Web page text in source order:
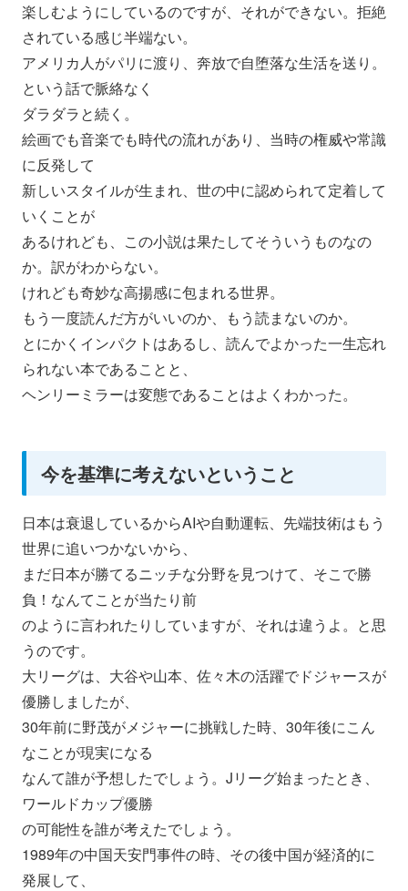
楽しむようにしているのですが、それができない。 拒絶
されている感じ半端ない。
アメリカ人がパリに渡り、奔放で自堕落な生活を送り。
という話で脈絡なく
ダラダラと続く。
絵画でも音楽でも時代の流れがあり、当時の権威や常識
に反発して
新しいスタイルが生まれ、世の中に認められて定着して
いくことが
あるけれども、この小説は果たしてそういうものなの
か。 訳がわからない。
けれども奇妙な高揚感に包まれる世界。
もう一度読んだ方がいいのか、もう読まないのか。
とにかくインパクトはあるし、 読んでよかった一生忘れ
られない本であることと、
ヘンリーミラーは変態であることはよくわかった。
今を基準に考えないということ
日本は衰退しているからAIや自動運転、 先端技術はもう
世界に追いつかないから、
まだ日本が勝てるニッチな分野を見つけて、そこで勝
負！ なんてことが当たり前
のように言われたりしていますが、それは違うよ。と思
うのです。
大リーグは、大谷や山本、 佐々木の活躍でドジャースが
優勝しましたが、
30年前に野茂がメジャーに挑戦した時、 30年後にこん
なことが現実になる
なんて誰が予想したでしょう。Jリーグ始まったとき、
ワールドカップ優勝
の可能性を誰が考えたでしょう。
1989年の中国天安門事件の時、 その後中国が経済的に
発展して、